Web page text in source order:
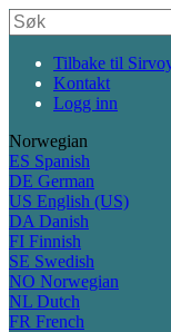
Tilbake til
Kontakt
Logg inn
Norwegian
ES Spanish
DE German
US English (US)
DA Danish
FI Finnish
SE Swedish
NO Norwegian
NL Dutch
FR French